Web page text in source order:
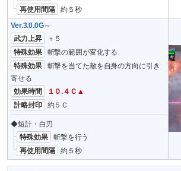
再使用間隔
約５秒
Ver.3.0.0G～
武力上昇
＋５
特殊効果
斬撃の範囲が変化する
特殊効果
斬撃を当てた敵を自身の方向に引き
寄せる
効果時間
１０.４Ｃ▲
計略封印
約５Ｃ
◆短計・白刃
特殊効果
斬撃を行う
再使用間隔
約５秒